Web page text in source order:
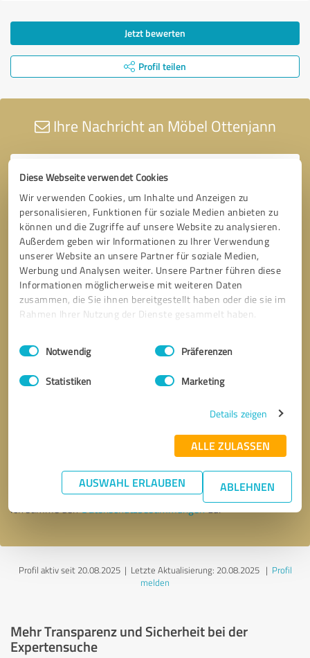
Diese Webseite verwendet Cookies
Wir verwenden Cookies, um Inhalte und Anzeigen zu
personalisieren, Funktionen für soziale Medien anbieten zu
können und die Zugriffe auf unsere Website zu analysieren.
Außerdem geben wir Informationen zu Ihrer Verwendung
unserer Website an unsere Partner für soziale Medien,
Werbung und Analysen weiter. Unsere Partner führen diese
Informationen möglicherweise mit weiteren Daten
zusammen, die Sie ihnen bereitgestellt haben oder die sie im
Rahmen Ihrer Nutzung der Dienste gesammelt haben.
Impressum Datenschutzbestimmungen
Einwilligungsauswahl
Notwendig Präferenzen
Statistiken Marketing
Details zeigen
ALLE ZULASSEN
AUSWAHL ERLAUBEN ABLEHNEN
Jetzt bewerten
Profil teilen
Ihre Nachricht an Möbel Ottenjann
* Erforderliche Angaben
Nachricht senden
Ich stimme denDatenschutzbestimmungenzu.
Profil aktiv seit 20.08.2025 | Letzte Aktualisierung: 20.08.2025| Profil
melden
Mehr Transparenz und Sicherheit bei der
Expertensuche